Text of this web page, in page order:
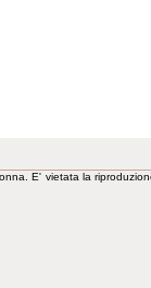
E' vietata la